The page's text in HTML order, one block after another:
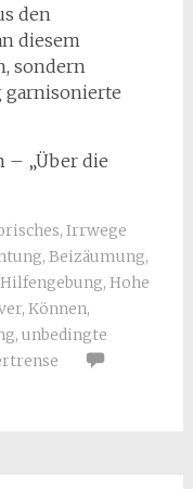
den
diesem
sondern
garnisonierte
– „Über die
, Irrwege
, Beizäumung,
Hilfengebung, Hohe
, Können,
, unbedingte